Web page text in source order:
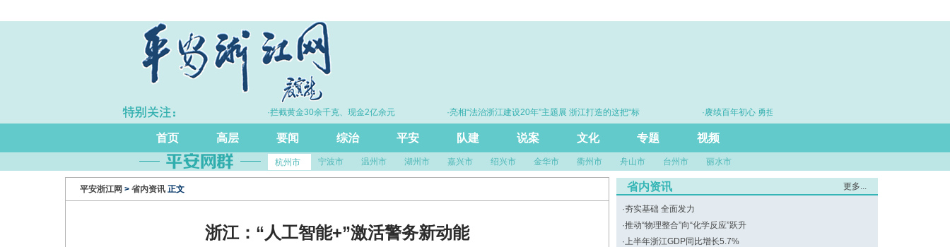
·浙江持续完善打击治理电诈工作体系 ·拦截黄金30余千克、现金2亿余元
·亮相“法治浙江建设20年”主题展 浙江打造的这把“标
·赓续百年初心 勇担时代使命
首页 高层 要闻 综治 平安 队建 说案 文化 专题 视频
杭州市 宁波市 温州市 湖州市 嘉兴市 绍兴市 金华市 衢州市 舟山市 台州市 丽水市
平安浙江网 > 省内资讯 正文
浙江：“人工智能+”激活警务新动能
省内资讯 更多...
·夯实基础 全面发力
·推动“物理整合”向“化学反应”跃升
·上半年浙江GDP同比增长5.7%